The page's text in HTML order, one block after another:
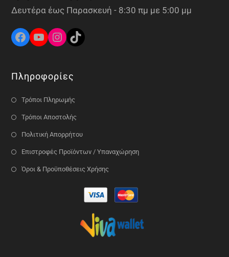
Δευτέρα έως Παρασκευή - 8:30 πμ με 5:00 μμ
Πληροφορίες
Τρόποι Πληρωμής
Τρόποι Αποστολής
Πολιτική Απορρήτου
Επιστροφές Προϊόντων / Υπαναχώρηση
Όροι & Προϋποθέσεις Χρήσης